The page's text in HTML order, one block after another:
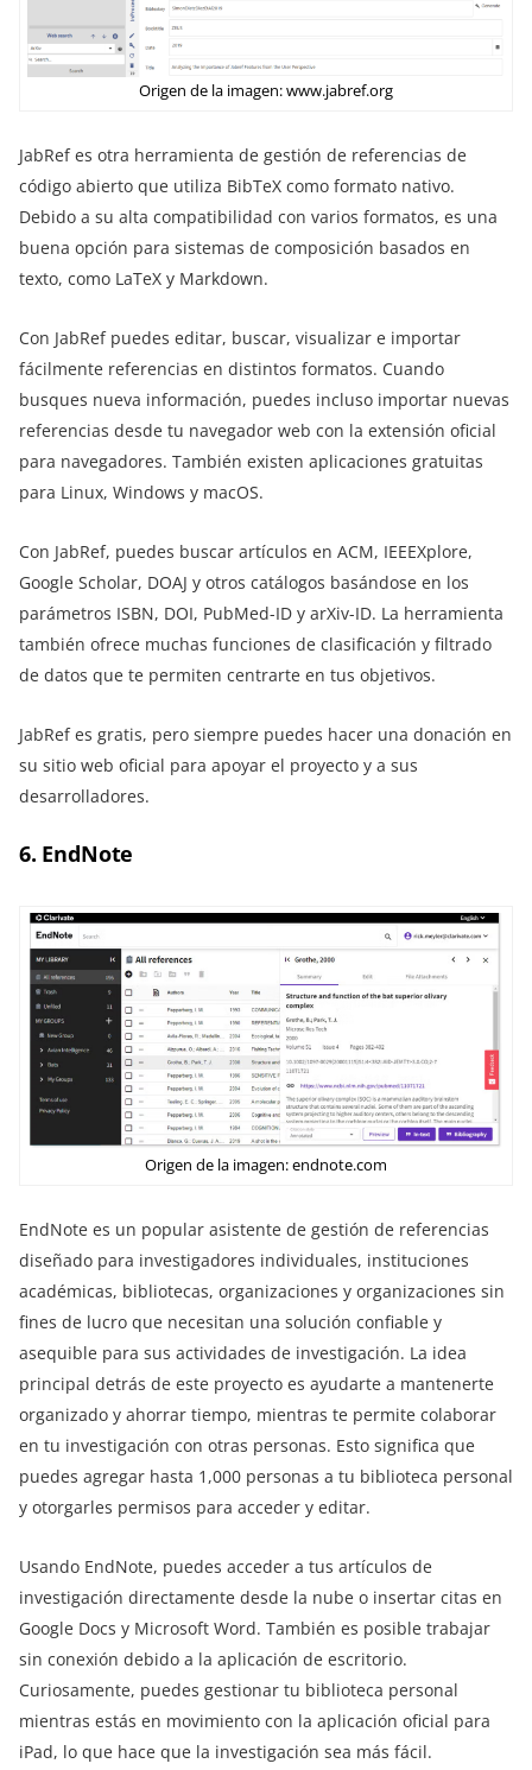
Origen de la imagen: www.jabref.org
JabRef es otra herramienta de gestión de referencias de
código abierto que utiliza BibTeX como formato nativo.
Debido a su alta compatibilidad con varios formatos, es una
buena opción para sistemas de composición basados en
texto, como LaTeX y Markdown.
Con JabRef puedes editar, buscar, visualizar e importar
fácilmente referencias en distintos formatos. Cuando
busques nueva información, puedes incluso importar nuevas
referencias desde tu navegador web con la extensión oficial
para navegadores. También existen aplicaciones gratuitas
para Linux, Windows y macOS.
Con JabRef, puedes buscar artículos en ACM, IEEEXplore,
Google Scholar, DOAJ y otros catálogos basándose en los
parámetros ISBN, DOI, PubMed-ID y arXiv-ID. La herramienta
también ofrece muchas funciones de clasificación y filtrado
de datos que te permiten centrarte en tus objetivos.
JabRef es gratis, pero siempre puedes hacer una donación en
su sitio web oficial para apoyar el proyecto y a sus
desarrolladores.
6. EndNote
Origen de la imagen: endnote.com
EndNote es un popular asistente de gestión de referencias
diseñado para investigadores individuales, instituciones
académicas, bibliotecas, organizaciones y organizaciones sin
fines de lucro que necesitan una solución confiable y
asequible para sus actividades de investigación. La idea
principal detrás de este proyecto es ayudarte a mantenerte
organizado y ahorrar tiempo, mientras te permite colaborar
en tu investigación con otras personas. Esto significa que
puedes agregar hasta 1,000 personas a tu biblioteca personal
y otorgarles permisos para acceder y editar.
Usando EndNote, puedes acceder a tus artículos de
investigación directamente desde la nube o insertar citas en
Google Docs y Microsoft Word. También es posible trabajar
sin conexión debido a la aplicación de escritorio.
Curiosamente, puedes gestionar tu biblioteca personal
mientras estás en movimiento con la aplicación oficial para
iPad, lo que hace que la investigación sea más fácil.